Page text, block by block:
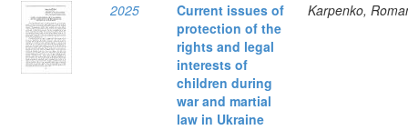
2025
Current issues of
protection of the
rights and legal
interests of
children during
war and martial
law in Ukraine
Karpenko,